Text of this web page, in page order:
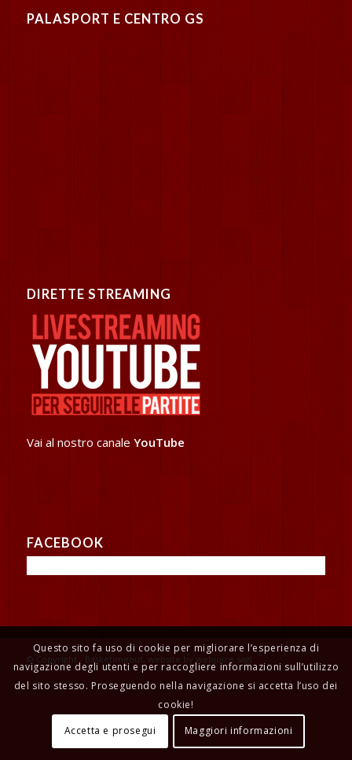
PALASPORT E CENTRO GS
DIRETTE STREAMING
Vai al nostro canale YouTube
FACEBOOK
© Copyright - Basketimeout, website by webjuice sagl
Questo sito fa uso di cookie per migliorare l’esperienza di
navigazione degli utenti e per raccogliere informazioni sull’utilizzo
del sito stesso. Proseguendo nella navigazione si accetta l’uso dei
cookie!
Accetta e prosegui
Maggiori informazioni